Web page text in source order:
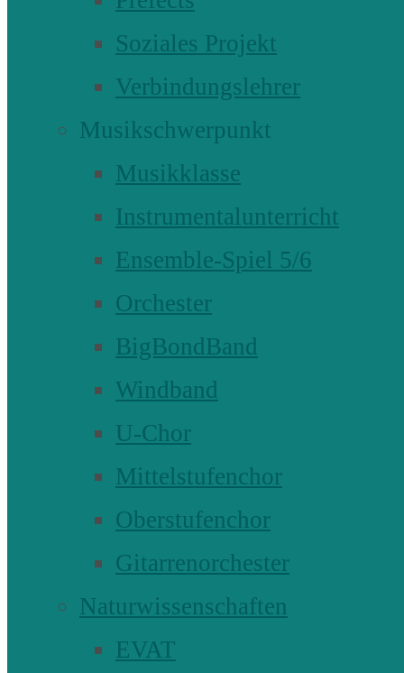
Soziales Projekt
Verbindungslehrer
Musikschwerpunkt
Musikklasse
Instrumentalunterricht
Ensemble-Spiel 5/6
Orchester
BigBondBand
Windband
U-Chor
Mittelstufenchor
Oberstufenchor
Gitarrenorchester
Naturwissenschaften
EVAT